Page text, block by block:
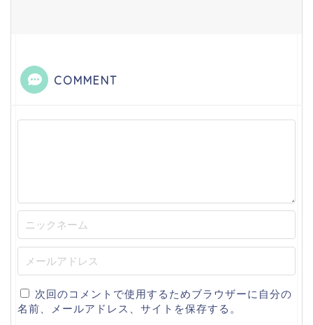
COMMENT
次回のコメントで使用するためブラウザーに自分の
名前、メールアドレス、サイトを保存する。